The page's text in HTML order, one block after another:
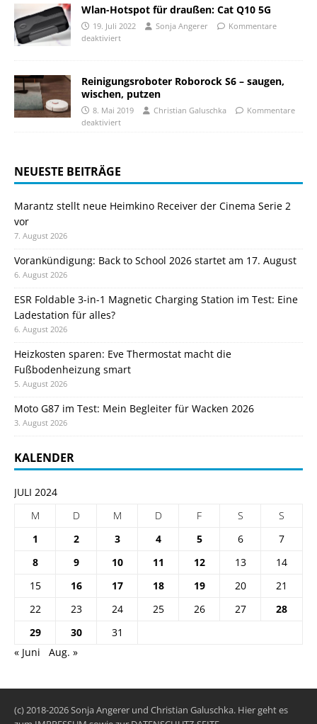
Wlan-Hotspot für draußen: Cat Q10 5G
19. Juli 2022 Sonja Angerer
Kommentare
deaktiviert
Reinigungsroboter Roborock S6 – saugen,
wischen, putzen
8. Mai 2019 Christian Galuschka
Kommentare
deaktiviert
NEUESTE BEITRÄGE
Marantz stellt neue Heimkino Receiver der Cinema Serie 2
vor
7. August 2026
Vorankündigung: Back to School 2026 startet am 17. August
6. August 2026
ESR Foldable 3-in-1 Magnetic Charging Station im Test: Eine
Ladestation für alles?
6. August 2026
Heizkosten sparen: Eve Thermostat macht die
Fußbodenheizung smart
5. August 2026
Moto G87 im Test: Mein Begleiter für Wacken 2026
3. August 2026
KALENDER
JULI 2024
M
D M D F S
S
1
2 3 4 5 6
7
8
9 10 11 12 13
14
15
16 17 18 19 20
21
22
23 24 25 26 27
28
29
30
31
« Juni
Aug. »
(c) 2018-2026 Sonja Angerer und Christian Galuschka. Hier geht es